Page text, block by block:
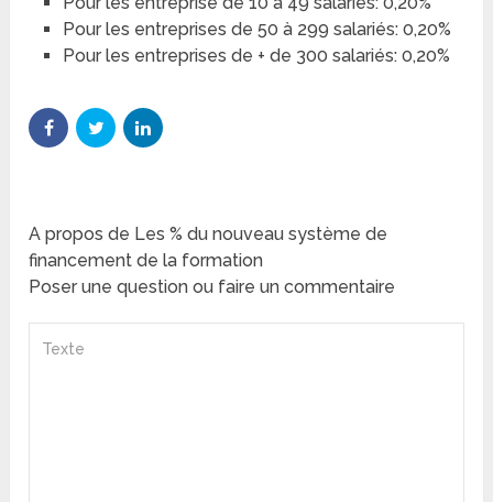
Pour les entreprises de 50 à 299 salariés: 0,20%
Pour les entreprises de + de 300 salariés: 0,20%
A propos de Les % du nouveau système de
financement de la formation
Poser une question ou faire un commentaire